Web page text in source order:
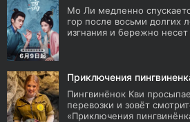
Мо Ли медленно
гор после восьми долгих
изгнания и бережно
Приключения
Пингвинёнок Кви
перевозки и зовёт
«Приключения